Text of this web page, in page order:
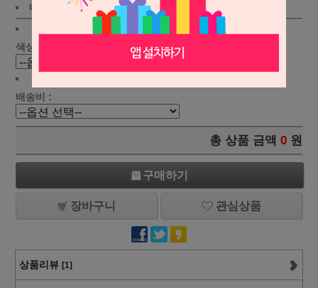
배송비 : (조건) ! 지역별
색상선택 :
배송비 :
총 상품 금액 0 원
구매하기
장바구니 관심상품
상품리뷰 [1]